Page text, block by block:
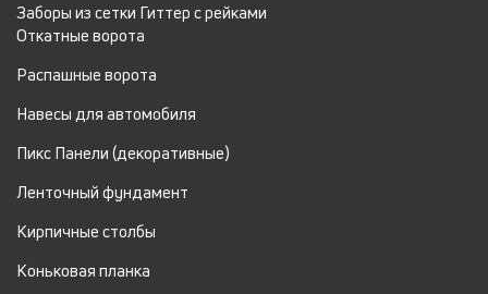
Заборы из сетки Гиттер с рейками
Откатные ворота
Распашные ворота
Навесы для автомобиля
Пикс Панели (декоративные)
Ленточный фундамент
Кирпичные столбы
Коньковая планка